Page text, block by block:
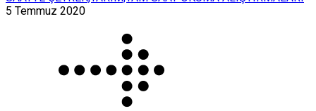
5 Temmuz 2020